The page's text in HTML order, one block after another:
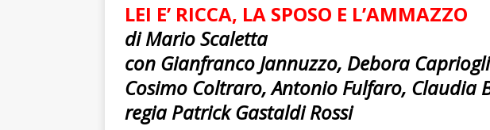
LEI E’ RICCA, LA SPOSO E L’AMMAZZO
di Mario Scaletta
con Gianfranco Jannuzzo, Debora
Cosimo Coltraro, Antonio Fulfaro, Claudia
regia Patrick Gastaldi Rossi